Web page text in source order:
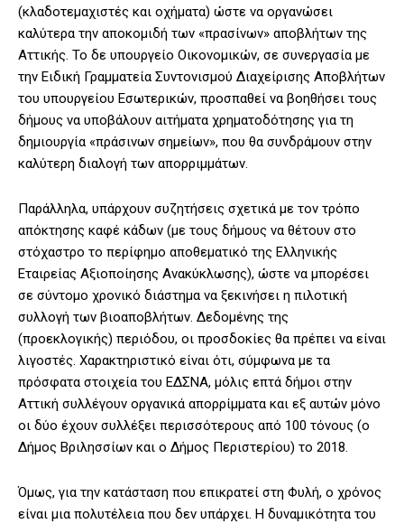
(κλαδοτεμαχιστές και οχήματα) ώστε να οργανώσει
καλύτερα την αποκομιδή των «πρασίνων» αποβλήτων της
Αττικής. Το δε υπουργείο Οικονομικών, σε συνεργασία με
την Ειδική Γραμματεία Συντονισμού Διαχείρισης Αποβλήτων
του υπουργείου Εσωτερικών, προσπαθεί να βοηθήσει τους
δήμους να υποβάλουν αιτήματα χρηματοδότησης για τη
δημιουργία «πράσινων σημείων», που θα συνδράμουν στην
καλύτερη διαλογή των απορριμμάτων.
Παράλληλα, υπάρχουν συζητήσεις σχετικά με τον τρόπο
απόκτησης καφέ κάδων (με τους δήμους να θέτουν στο
στόχαστρο το περίφημο αποθεματικό της Ελληνικής
Εταιρείας Αξιοποίησης Ανακύκλωσης), ώστε να μπορέσει
σε σύντομο χρονικό διάστημα να ξεκινήσει η πιλοτική
συλλογή των βιοαποβλήτων. Δεδομένης της
(προεκλογικής) περιόδου, οι προσδοκίες θα πρέπει να είναι
λιγοστές. Χαρακτηριστικό είναι ότι, σύμφωνα με τα
πρόσφατα στοιχεία του ΕΔΣΝΑ, μόλις επτά δήμοι στην
Αττική συλλέγουν οργανικά απορρίμματα και εξ αυτών μόνο
οι δύο έχουν συλλέξει περισσότερους από 100 τόνους (ο
Δήμος Βριλησσίων και ο Δήμος Περιστερίου) το 2018.
Όμως, για την κατάσταση που επικρατεί στη Φυλή, ο χρόνος
είναι μια πολυτέλεια που δεν υπάρχει. Η δυναμικότητα του